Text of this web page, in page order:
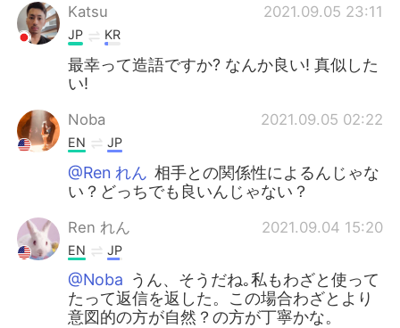
Katsu 2021.09.05 23:11
JP KR
最幸って造語ですか? なんか良い! 真似した
い!
Noba 2021.09.05 02:22
EN JP
@Ren れん 相手との関係性によるんじゃな
い？どっちでも良いんじゃない？
Ren れん 2021.09.04 15:20
EN JP
@Noba うん、そうだね｡私もわざと使って
たって返信を返した。この場合わざとより
意図的の方が自然？の方が丁寧かな。